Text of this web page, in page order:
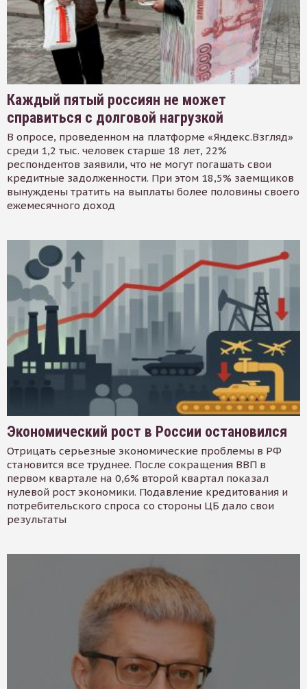
Каждый пятый россиян не может
справиться с долговой нагрузкой
В опросе, проведенном на платформе «Яндекс.Взгляд»
среди 1,2 тыс. человек старше 18 лет, 22%
респондентов заявили, что не могут погашать свои
кредитные задолженности. При этом 18,5% заемщиков
вынуждены тратить на выплаты более половины своего
ежемесячного доход
Экономический рост в России остановился
Отрицать серьезные экономические проблемы в РФ
становится все труднее. После сокращения ВВП в
первом квартале на 0,6% второй квартал показал
нулевой рост экономики. Подавление кредитования и
потребительского спроса со стороны ЦБ дало свои
результаты